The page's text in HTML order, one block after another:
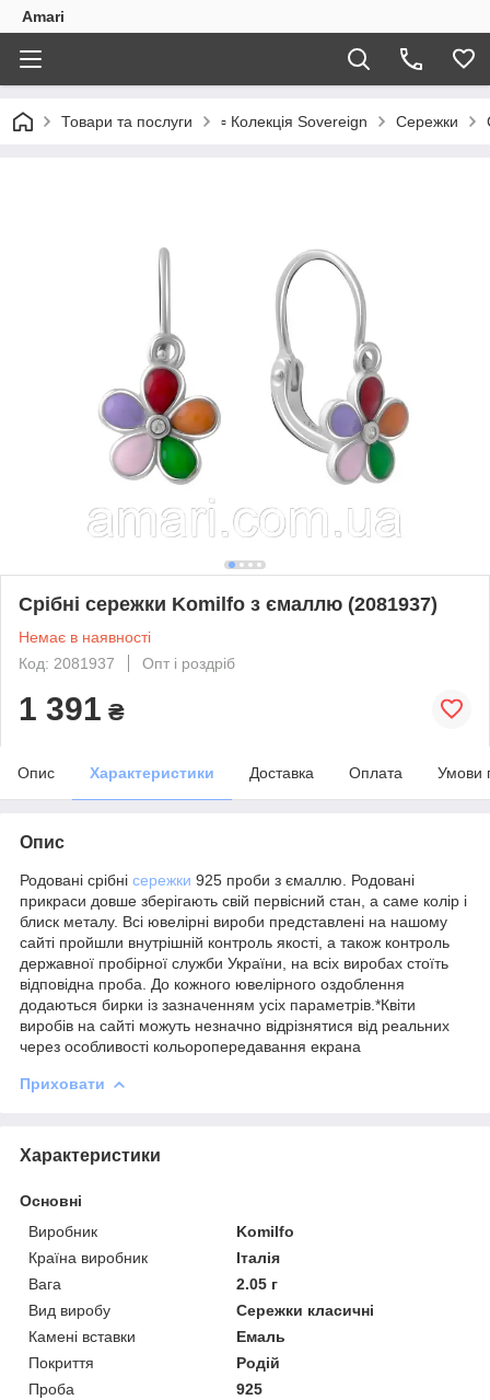
Amari
Товари та послуги ▫️ Колекція Sovereign Сережки
Срібні сережки Komilfo з ємаллю (2081937)
Немає в наявності
Код: 2081937
Опт і роздріб
1 391 ₴
Опис Характеристики Доставка Оплата Умови
Опис
Родовані срібні сережки 925 проби з ємаллю. Родовані
прикраси довше зберігають свій первісний стан, а саме колір і
блиск металу. Всі ювелірні вироби представлені на нашому
сайті пройшли внутрішній контроль якості, а також контроль
державної пробірної служби України, на всіх виробах стоїть
відповідна проба. До кожного ювелірного оздоблення
додаються бирки із зазначенням усіх параметрів.*Квіти
виробів на сайті можуть незначно відрізнятися від реальних
через особливості кольоропередавання екрана
Приховати
Характеристики
Основні
Виробник
Komilfo
Країна виробник
Італія
Вага
2.05 г
Вид виробу
Сережки класичні
Камені вставки
Емаль
Покриття
Родій
Проба
925